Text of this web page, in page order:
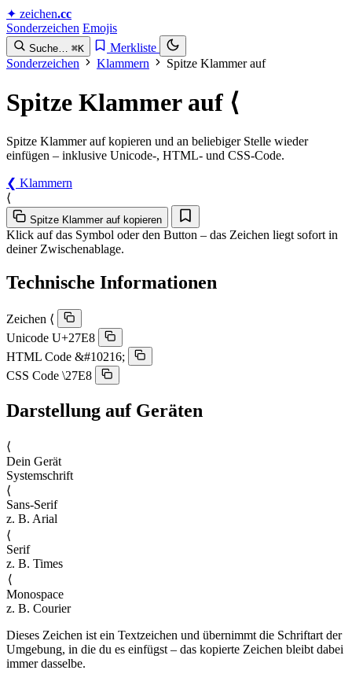
✦ zeichen.cc
Sonderzeichen Emojis
Suche… ⌘K
Merkliste
Sonderzeichen
Klammern Spitze Klammer auf
Spitze Klammer auf ⟨︎
Spitze Klammer auf kopieren und an beliebiger Stelle wieder
einfügen – inklusive Unicode-, HTML- und CSS-Code.
❮︎ Klammern
⟨︎
Spitze Klammer auf kopieren
Klick auf das Symbol oder den Button – das Zeichen liegt sofort in
deiner Zwischenablage.
Technische Informationen
Zeichen ⟨︎
Unicode U+27E8
HTML Code &#10216;
CSS Code \27E8
Darstellung auf Geräten
⟨︎
Dein Gerät
Systemschrift
⟨︎
Sans-Serif
z. B. Arial
⟨︎
Serif
z. B. Times
⟨︎
Monospace
z. B. Courier
Dieses Zeichen ist ein Textzeichen und übernimmt die Schriftart der
Umgebung, in die du es einfügst – das kopierte Zeichen bleibt dabei
immer dasselbe.